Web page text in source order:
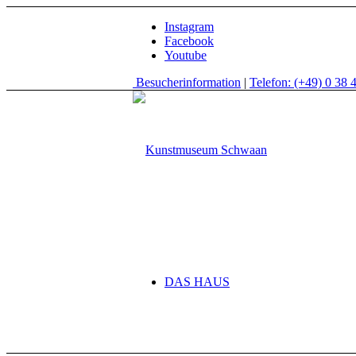
Instagram
Facebook
Youtube
Besucherinformation | Telefon: (+49) 0 38
DAS HAUS